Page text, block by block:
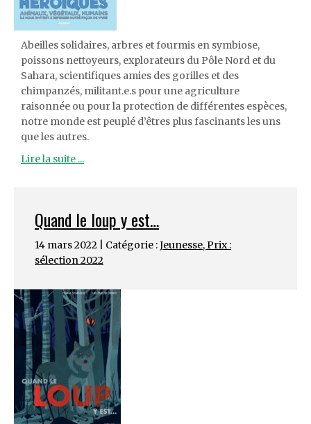
Abeilles solidaires, arbres et fourmis en symbiose,
poissons nettoyeurs, explorateurs du Pôle Nord et du
Sahara, scientifiques amies des gorilles et des
chimpanzés, militant.e.s pour une agriculture
raisonnée ou pour la protection de différentes espèces,
notre monde est peuplé d’êtres plus fascinants les uns
que les autres.
Lire la suite ...
Quand le loup y est…
14 mars 2022 | Catégorie :Jeunesse,Prix :
sélection 2022